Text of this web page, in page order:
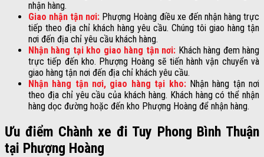
nhận hàng.
Giao nhận tận nơi: Phượng Hoàng điều xe đến nhận hàng trực
tiếp theo địa chỉ khách hàng yêu cầu. Chúng tôi giao hàng tận
nơi đến địa chỉ yêu cầu khách hàng.
Nhận hàng tại kho giao hàng tận nơi: Khách hàng đem hàng
trực tiếp đến kho. Phượng Hoàng sẽ tiến hành vận chuyển và
giao hàng tận nơi đến địa chỉ khách yêu cầu.
Nhận hàng tận nơi, giao hàng tại kho:Nhận hàng tận nơi
theo địa chỉ yêu cầu của khách hàng. Khách hàng có thể nhận
hàng dọc đường hoặc đến kho Phượng Hoàng để nhận hàng.
Ưu điểm Chành xe đi Tuy Phong Bình Thuận
tại Phượng Hoàng